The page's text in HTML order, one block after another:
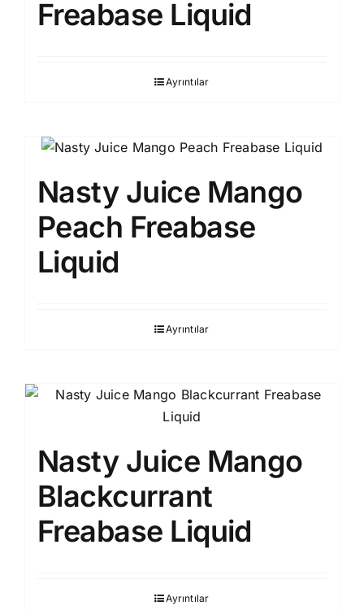
Freabase Liquid
Ayrıntılar
Nasty Juice Mango
Peach Freabase
Liquid
Ayrıntılar
Nasty Juice Mango
Blackcurrant
Freabase Liquid
Ayrıntılar